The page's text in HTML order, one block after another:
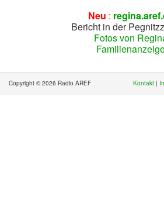
Neu :
Bericht in der
Fotos von
Copyright © 2026 Radio AREF Kontakt |